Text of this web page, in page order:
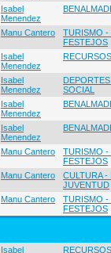
Isabel
Menendez
Manu Cantero
TURISMO -
FESTEJOS
Isabel
Menendez
RECURSOS
Isabel
Menendez
SOCIAL
Isabel
Menendez
Isabel
Menendez
Manu Cantero
TURISMO -
FESTEJOS
Manu Cantero
CULTURA -
JUVENTUD
Manu Cantero
TURISMO -
FESTEJOS
Isabel
RECURSOS